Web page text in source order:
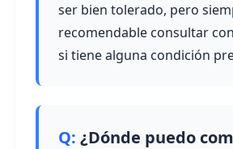
ser bien tolerado, pero
recomendable consultar
si tiene alguna condición
¿Dónde puedo